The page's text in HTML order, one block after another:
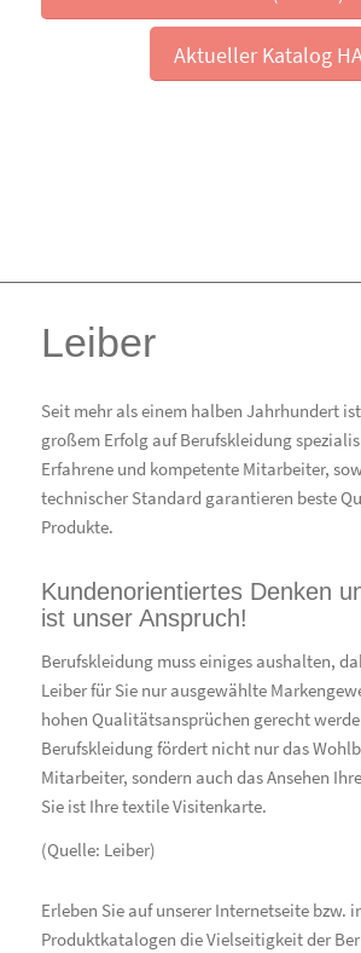
Aktueller Katalog
Leiber
Seit mehr als einem halben Jahrhundert
großem Erfolg auf Berufskleidung
Erfahrene und kompetente Mitarbeiter,
technischer Standard garantieren beste
Produkte.
Kundenorientiertes Denken
ist unser Anspruch!
Berufskleidung muss einiges aushalten,
Leiber für Sie nur ausgewählte
hohen Qualitätsansprüchen gerecht
Berufskleidung fördert nicht nur das
Mitarbeiter, sondern auch das Ansehen
Sie ist Ihre textile Visitenkarte.
(Quelle: Leiber)
Erleben Sie auf unserer Internetseite bzw.
Produktkatalogen die Vielseitigkeit der